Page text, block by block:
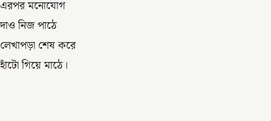
এরপর মনোযোগ
দাও নিজ পাঠে
লেখাপড়া শেষ করে
হাঁটো গিয়ে মাঠে।